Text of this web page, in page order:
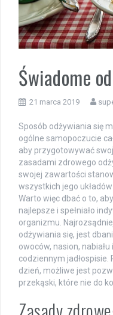
Świadome
21 marca 2019
Sposób odżywiania się
ogólne samopoczucie
aby przygotowywać
zasadami zdrowego
swojej zawartości
wszystkich jego
Warto więc dbać o to,
najlepsze i spełniało
organizmu.
odżywiania się, jest
owoców, nasion,
codziennym
dzień, możliwe jest
przekąski, które nie do